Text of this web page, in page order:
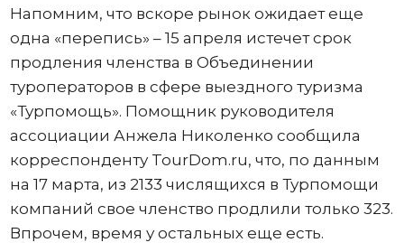
Напомним, что вскоре рынок ожидает еще
одна «перепись» – 15 апреля истечет срок
продления членства в Объединении
туроператоров в сфере выездного туризма
«Турпомощь». Помощник руководителя
ассоциации Анжела Николенко сообщила
корреспонденту TourDom.ru, что, по данным
на 17 марта, из 2133 числящихся в Турпомощи
компаний свое членство продлили только 323.
Впрочем, время у остальных еще есть.